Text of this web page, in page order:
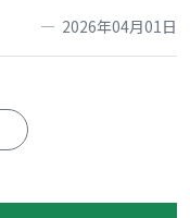
2026年04月01日